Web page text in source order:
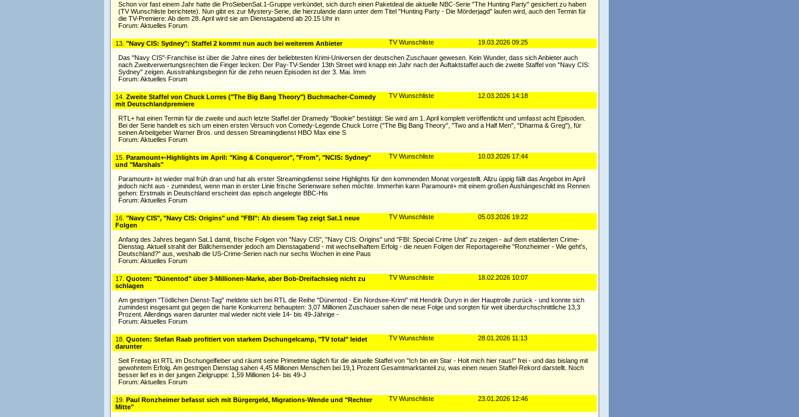
Schon vor fast einem Jahr hatte die ProSiebenSat.1-Gruppe verkündet, sich durch einen Paketdeal die aktuelle NBC-Serie "The Hunting Party" gesichert zu haben
(TV Wunschliste berichtete). Nun gibt es zur Mystery-Serie, die hierzulande dann unter dem Titel "Hunting Party - Die Mörderjagd" laufen wird, auch den Termin für
die TV-Premiere: Ab dem 28. April wird sie am Dienstagabend ab 20.15 Uhr in
Forum: Aktuelles Forum
19.03.2026 09:25
TV Wunschliste
13. "Navy CIS: Sydney": Staffel 2 kommt nun auch bei weiterem Anbieter
Das "Navy CIS"-Franchise ist über die Jahre eines der beliebtesten Krimi-Universen der deutschen Zuschauer gewesen. Kein Wunder, dass sich Anbieter auch
nach Zweitverwertungsrechten die Finger lecken: Der Pay-TV-Sender 13th Street wird knapp ein Jahr nach der Auftaktstaffel auch die zweite Staffel von "Navy CIS:
Sydney" zeigen. Ausstrahlungsbeginn für die zehn neuen Episoden ist der 3. Mai. Imm
Forum: Aktuelles Forum
12.03.2026 14:18
TV Wunschliste
14. Zweite Staffel von Chuck Lorres ("The Big Bang Theory") Buchmacher-Comedy
mit Deutschlandpremiere
RTL+ hat einen Termin für die zweite und auch letzte Staffel der Dramedy "Bookie" bestätigt: Sie wird am 1. April komplett veröffentlicht und umfasst acht Episoden.
Bei der Serie handelt es sich um einen ersten Versuch von Comedy-Legende Chuck Lorre ("The Big Bang Theory", "Two and a Half Men", "Dharma & Greg"), für
seinen Arbeitgeber Warner Bros. und dessen Streamingdienst HBO Max eine S
Forum: Aktuelles Forum
10.03.2026 17:44
TV Wunschliste
15. Paramount+-Highlights im April: "King & Conqueror", "From", "NCIS: Sydney"
und "Marshals"
Paramount+ ist wieder mal früh dran und hat als erster Streamingdienst seine Highlights für den kommenden Monat vorgestellt. Allzu üppig fällt das Angebot im April
jedoch nicht aus - zumindest, wenn man in erster Linie frische Serienware sehen möchte. Immerhin kann Paramount+ mit einem großen Aushängeschild ins Rennen
gehen: Erstmals in Deutschland erscheint das episch angelegte BBC-His
Forum: Aktuelles Forum
05.03.2026 19:22
TV Wunschliste
16. "Navy CIS", "Navy CIS: Origins" und "FBI": Ab diesem Tag zeigt Sat.1 neue
Folgen
Anfang des Jahres begann Sat.1 damit, frische Folgen von "Navy CIS", "Navy CIS: Origins" und "FBI: Special Crime Unit" zu zeigen - auf dem etablierten Crime-
Dienstag. Aktuell strahlt der Bällchensender jedoch am Dienstagabend - mit wechselhaftem Erfolg - die neuen Folgen der Reportagereihe "Ronzheimer - Wie geht's,
Deutschland?" aus, weshalb die US-Crime-Serien nach nur sechs Wochen in eine Paus
Forum: Aktuelles Forum
18.02.2026 10:07
TV Wunschliste
17. Quoten: "Dünentod" über 3-Millionen-Marke, aber Bob-Dreifachsieg nicht zu
schlagen
Am gestrigen "Tödlichen Dienst-Tag" meldete sich bei RTL die Reihe "Dünentod - Ein Nordsee-Krimi" mit Hendrik Duryn in der Hauptrolle zurück - und konnte sich
zumindest insgesamt gut gegen die harte Konkurrenz behaupten: 3,07 Millionen Zuschauer sahen die neue Folge und sorgten für weit überdurchschnittliche 13,3
Prozent. Allerdings waren darunter mal wieder nicht viele 14- bis 49-Jährige -
Forum: Aktuelles Forum
28.01.2026 11:13
TV Wunschliste
18. Quoten: Stefan Raab profitiert von starkem Dschungelcamp, "TV total" leidet
darunter
Seit Freitag ist RTL im Dschungelfieber und räumt seine Primetime täglich für die aktuelle Staffel von "Ich bin ein Star - Holt mich hier raus!" frei - und das bislang mit
gewohntem Erfolg. Am gestrigen Dienstag sahen 4,45 Millionen Menschen bei 19,1 Prozent Gesamtmarktanteil zu, was einen neuen Staffel-Rekord darstellt. Noch
besser lief es in der jungen Zielgruppe: 1,59 Millionen 14- bis 49-J
Forum: Aktuelles Forum
23.01.2026 12:46
TV Wunschliste
19. Paul Ronzheimer befasst sich mit Bürgergeld, Migrations-Wende und "Rechter
Mitte"